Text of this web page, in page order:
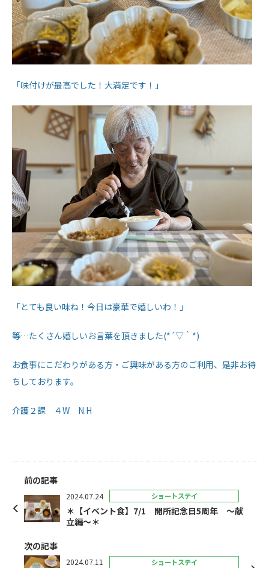
「味付けが最高でした！大満足です！」
「とても良い味ね！今日は豪華で嬉しいわ！」
等…たくさん嬉しいお言葉を頂きました(*´▽｀*)
お食事にこだわりがある方・ご興味がある方のご利用、是非お待
ちしております。
介護２課 ４W N.H
前の記事
2024.07.24 ショートステイ
＊【イベント食】7/1 開所記念日5周年 ～献
立編～＊
次の記事
2024.07.11 ショートステイ